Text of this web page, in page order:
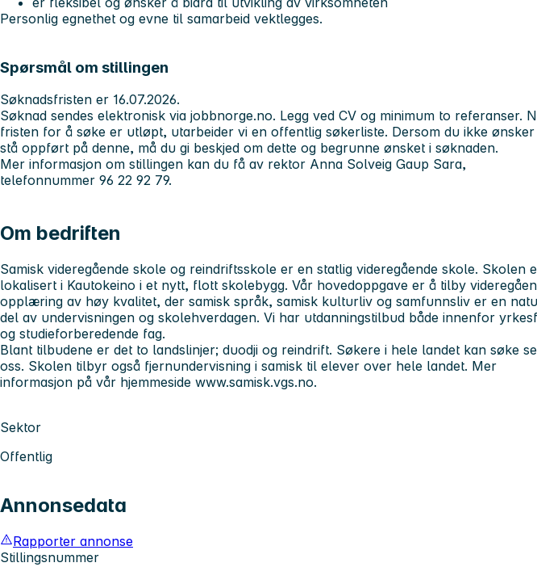
Personlig egnethet og evne til samarbeid vektlegges.
Spørsmål om stillingen
Søknadsfristen er 16.07.2026.
Søknad sendes elektronisk via jobbnorge.no. Legg ved CV og minimum to referanser.
fristen for å søke er utløpt, utarbeider vi en offentlig søkerliste. Dersom du ikke ønsker
stå oppført på denne, må du gi beskjed om dette og begrunne ønsket i søknaden.
Mer informasjon om stillingen kan du få av rektor Anna Solveig Gaup Sara,
telefonnummer 96 22 92 79.
Om bedriften
Samisk videregående skole og reindriftsskole er en statlig videregående skole. Skolen
lokalisert i Kautokeino i et nytt, flott skolebygg. Vår hovedoppgave er å tilby
opplæring av høy kvalitet, der samisk språk, samisk kulturliv og samfunnsliv er en
del av undervisningen og skolehverdagen. Vi har utdanningstilbud både innenfor
og studieforberedende fag.
Blant tilbudene er det to landslinjer; duodji og reindrift. Søkere i hele landet kan søke
oss. Skolen tilbyr også fjernundervisning i samisk til elever over hele landet. Mer
informasjon på vår hjemmeside www.samisk.vgs.no.
Sektor
Offentlig
Annonsedata
Rapporter annonse
Stillingsnummer